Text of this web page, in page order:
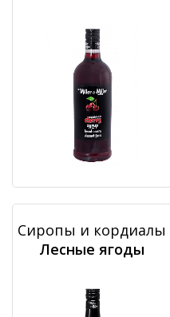
Сиропы и кордиалы
Лесные ягоды